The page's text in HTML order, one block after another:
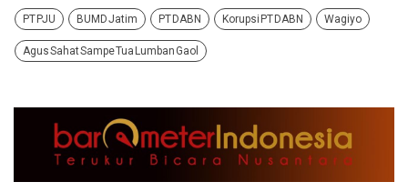
PT PJU BUMD Jatim PT DABN Korupsi PT DABN Wagiyo
Agus Sahat Sampe Tua Lumban Gaol